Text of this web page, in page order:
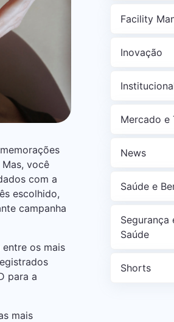
Facility
Inovação
Mercado e
News
Saúde e
Segurança
Saúde
Shorts
você
com a
escolhido,
campanha
os mais
para a
mais